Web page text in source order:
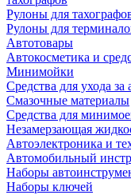
Рулоны для
Рулоны для
Автотовары
Автокосметика и
Минимойки
Средства для ухода
Смазочные материалы
Средства для
Незамерзающая
Автоэлектроника и
Автомобильный
Наборы
Наборы ключей